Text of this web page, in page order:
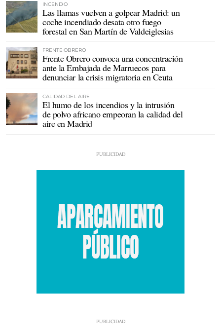
INCENDIO
Las llamas vuelven a golpear Madrid: un
coche incendiado desata otro fuego
forestal en San Martín de Valdeiglesias
FRENTE OBRERO
Frente Obrero convoca una concentración
ante la Embajada de Marruecos para
denunciar la crisis migratoria en Ceuta
CALIDAD DEL AIRE
El humo de los incendios y la intrusión
de polvo africano empeoran la calidad del
aire en Madrid